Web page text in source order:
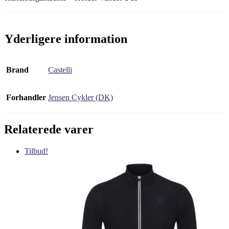
Yderligere information
Brand Castelli
Forhandler Jensen Cykler (DK)
Relaterede varer
Tilbud!